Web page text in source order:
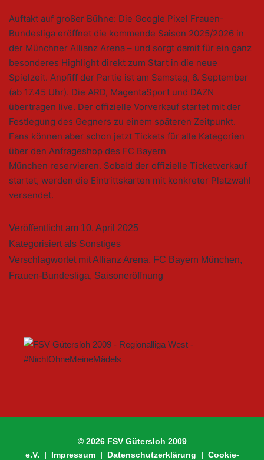
Auftakt auf großer Bühne: Die Google Pixel Frauen-
Bundesliga eröffnet die kommende Saison 2025/2026 in
der Münchner Allianz Arena – und sorgt damit für ein ganz
besonderes Highlight direkt zum Start in die neue
Spielzeit. Anpfiff der Partie ist am Samstag, 6. September
(ab 17.45 Uhr). Die ARD, MagentaSport und DAZN
übertragen live. Der offizielle Vorverkauf startet mit der
Festlegung des Gegners zu einem späteren Zeitpunkt.
Fans können aber schon jetzt Tickets für alle Kategorien
über den Anfrageshop des FC Bayern
München reservieren. Sobald der offizielle Ticketverkauf
startet, werden die Eintrittskarten mit konkreter Platzwahl
versendet.
Veröffentlicht am 10. April 2025
Kategorisiert als Sonstiges
Verschlagwortet mitAllianz Arena, FC Bayern München,
Frauen-Bundesliga, Saisoneröffnung
© 2026 FSV Gütersloh 2009
e.V. | Impressum| Datenschutzerklärung | Cookie-